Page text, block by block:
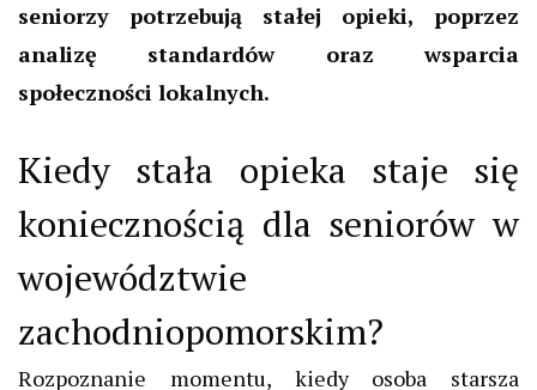
seniorzy potrzebują stałej opieki, poprzez
analizę standardów oraz wsparcia
społeczności lokalnych.
Kiedy stała opieka staje się
koniecznością dla seniorów w
województwie
zachodniopomorskim?
Rozpoznanie momentu, kiedy osoba starsza